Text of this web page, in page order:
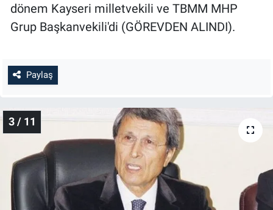
dönem Kayseri milletvekili ve TBMM MHP
Grup Başkanvekili'di (GÖREVDEN ALINDI).
Paylaş
3 / 11